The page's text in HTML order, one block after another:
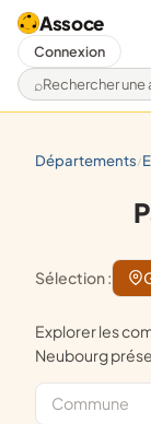
Assoce
Rechercher
Connexion
départements/
Sélection :
Explorer les communes et les 598 associations de Pays du
Neubourg